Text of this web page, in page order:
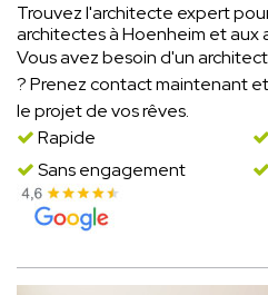
Trouvez l'architecte expert
architectes à Hoenheim et aux
Vous avez besoin d'un
? Prenez contact maintenant
le projet de vos rêves.
Rapide
Sans engagement